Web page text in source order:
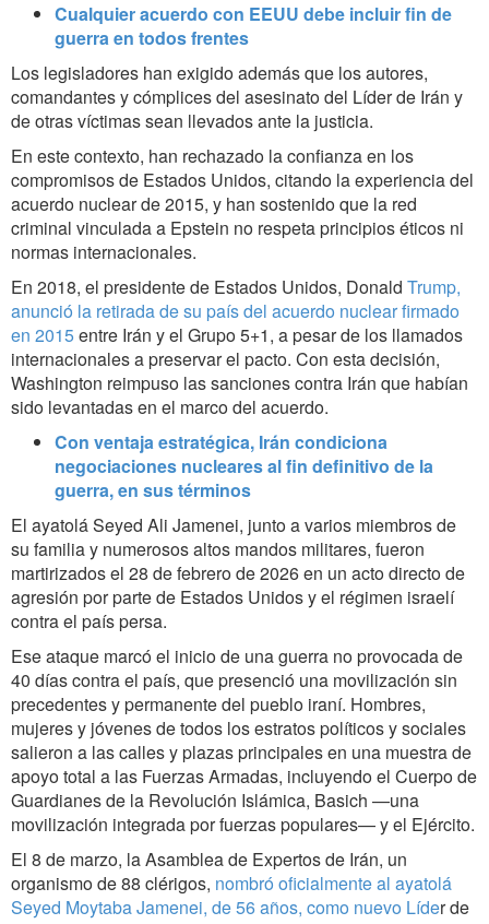
Cualquier acuerdo con EEUU debe incluir fin de
guerra en todos frentes
Los legisladores han exigido además que los autores,
comandantes y cómplices del asesinato del Líder de Irán y
de otras víctimas sean llevados ante la justicia.
En este contexto, han rechazado la confianza en los
compromisos de Estados Unidos, citando la experiencia del
acuerdo nuclear de 2015, y han sostenido que la red
criminal vinculada a Epstein no respeta principios éticos ni
normas internacionales.
En 2018, el presidente de Estados Unidos, Donald Trump,
anunció la retirada de su país del acuerdo nuclear firmado
en 2015entre Irán y el Grupo 5+1, a pesar de los llamados
internacionales a preservar el pacto. Con esta decisión,
Washington reimpuso las sanciones contra Irán que habían
sido levantadas en el marco del acuerdo.
Con ventaja estratégica, Irán condiciona
negociaciones nucleares al fin definitivo de la
guerra, en sus términos
El ayatolá Seyed Ali Jamenei, junto a varios miembros de
su familia y numerosos altos mandos militares, fueron
martirizados el 28 de febrero de 2026 en un acto directo de
agresión por parte de Estados Unidos y el régimen israelí
contra el país persa.
Ese ataque marcó el inicio de una guerra no provocada de
40 días contra el país, que presenció una movilización sin
precedentes y permanente del pueblo iraní. Hombres,
mujeres y jóvenes de todos los estratos políticos y sociales
salieron a las calles y plazas principales en una muestra de
apoyo total a las Fuerzas Armadas, incluyendo el Cuerpo de
Guardianes de la Revolución Islámica, Basich —una
movilización integrada por fuerzas populares— y el Ejército.
El 8 de marzo, la Asamblea de Expertos de Irán, un
organismo de 88 clérigos, nombró oficialmente al ayatolá
Seyed Moytaba Jamenei, de 56 años, como nuevo Líder de